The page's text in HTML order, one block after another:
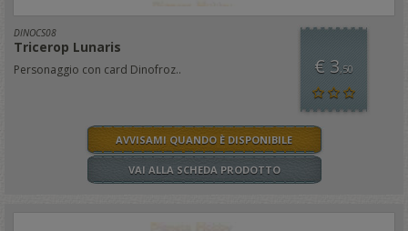
DINOCS08
Tricerop Lunaris
Personaggio con card Dinofroz.. € 3,50
AVVISAMI QUANDO È DISPONIBILE
VAI ALLA SCHEDA PRODOTTO